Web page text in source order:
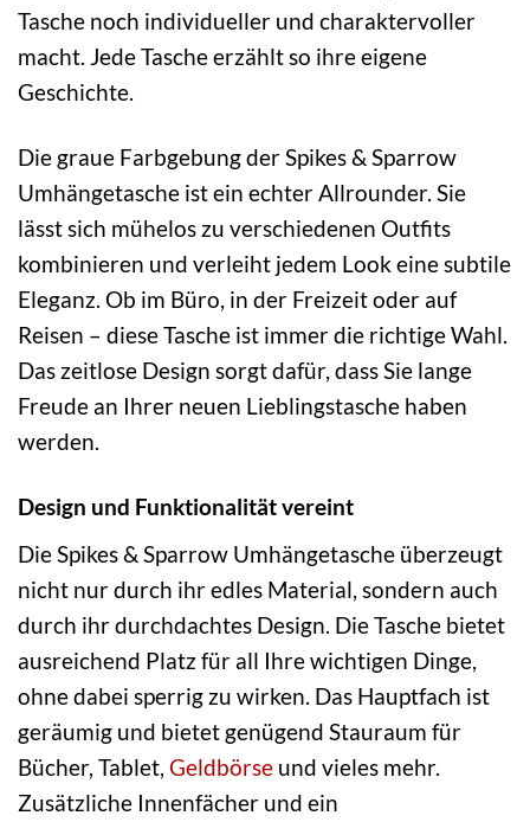
Tasche noch individueller und charaktervoller
macht. Jede Tasche erzählt so ihre eigene
Geschichte.
Die graue Farbgebung der Spikes & Sparrow
Umhängetasche ist ein echter Allrounder. Sie
lässt sich mühelos zu verschiedenen Outfits
kombinieren und verleiht jedem Look eine subtile
Eleganz. Ob im Büro, in der Freizeit oder auf
Reisen – diese Tasche ist immer die richtige Wahl.
Das zeitlose Design sorgt dafür, dass Sie lange
Freude an Ihrer neuen Lieblingstasche haben
werden.
Design und Funktionalität vereint
Die Spikes & Sparrow Umhängetasche überzeugt
nicht nur durch ihr edles Material, sondern auch
durch ihr durchdachtes Design. Die Tasche bietet
ausreichend Platz für all Ihre wichtigen Dinge,
ohne dabei sperrig zu wirken. Das Hauptfach ist
geräumig und bietet genügend Stauraum für
Bücher, Tablet, Geldbörse und vieles mehr.
Zusätzliche Innenfächer und ein